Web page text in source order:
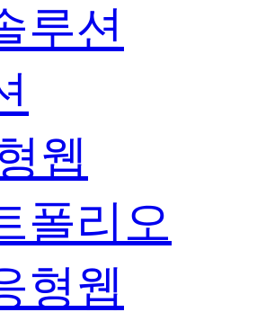
루션
웹
폴리오
형웹